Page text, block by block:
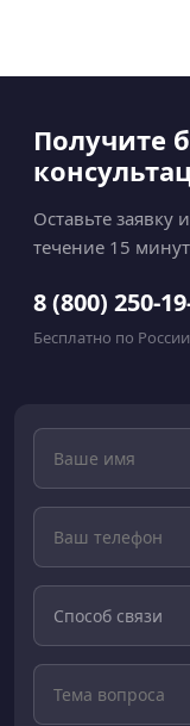
Получите
Оставьте заявку
течение 15
8 (800) 250-
Бесплатно по